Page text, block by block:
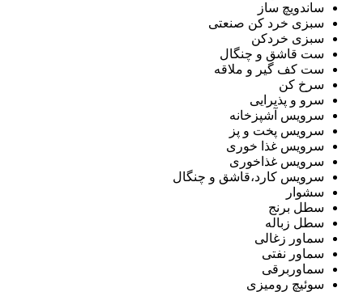
ساندویچ ساز
سبزی خرد کن صنعتی
سبزی خردکن
ست قاشق و چنگال
ست کف گیر و ملاقه
سرخ کن
سرو و پذیرایی
سرویس آشپزخانه
سرویس پخت و پز
سرویس غذا خوری
سرویس غذاخوری
سرویس کارد،قاشق و چنگال
سشوار
سطل برنج
سطل زباله
سماور زغالی
سماور نفتی
سماوربرقی
سوئیچ رومیزی